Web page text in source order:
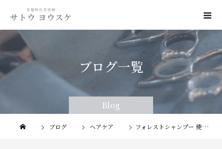
Blog
Blog
ブログ一覧
ブログ ヘアケア フォレストシャンプー 使ってみた『メモまとめ』